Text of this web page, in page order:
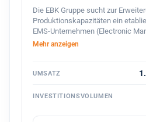
Die EBK Gruppe sucht zur
Produktionskapazitäten ein
EMS-Unternehmen (Electronic
Berlin und dem direkten Berliner
Leiterplatten (SMD/THT) sowie
Team, bestehendem
Mehr anzeigen
UMSATZ
INVESTITIONSVOLUMEN